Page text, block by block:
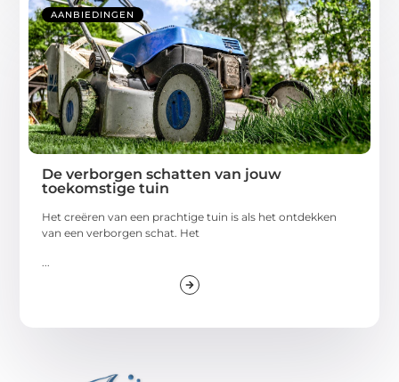
AANBIEDINGEN
De verborgen schatten van jouw
toekomstige tuin
Het creëren van een prachtige tuin is als het ontdekken
van een verborgen schat. Het